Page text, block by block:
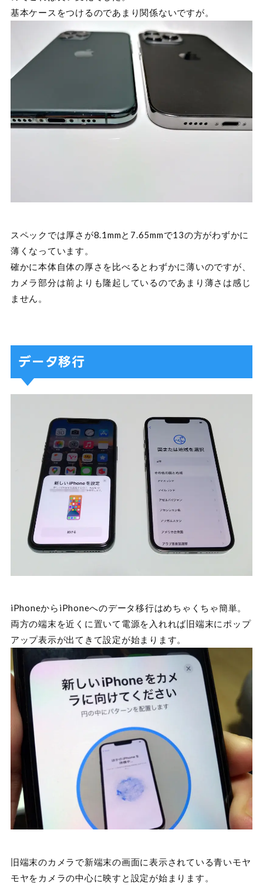
基本ケースをつけるのであまり関係ないですが。
スペックでは厚さが8.1mmと7.65mmで13の方がわずかに
薄くなっています。
確かに本体自体の厚さを比べるとわずかに薄いのですが、
カメラ部分は前よりも隆起しているのであまり薄さは感じ
ません。
データ移行
iPhoneからiPhoneへのデータ移行はめちゃくちゃ簡単。
両方の端末を近くに置いて電源を入れれば旧端末にポップ
アップ表示が出てきて設定が始まります。
旧端末のカメラで新端末の画面に表示されている青いモヤ
モヤをカメラの中心に映すと設定が始まります。